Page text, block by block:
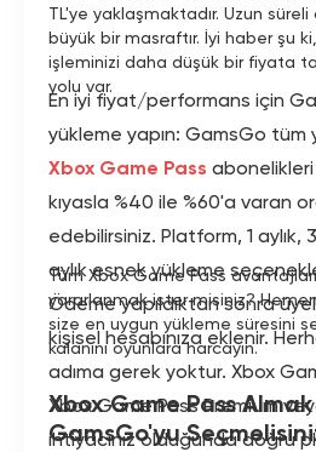
TL'ye yaklaşmaktadır. Uzun
büyük bir masraftır. İyi haber şu
işleminizi daha düşük bir fiyata
yolu var.
En iyi fiyat/performans için
yükleme yapın: GamsGo tüm
Xbox Game Pass
kıyasla %40 ile %60'a varan
edebilirsiniz. Platform, 1 aylık,
aylık esnek yükleme
Ödeme yapıldıktan sonra
kişisel hesabınıza eklenir.
adıma gerek yoktur. Xbox
Xbox Game Pass Premium
ihtiyacınız olduğunda doğru
Tüm Xbox Game Pass
yararlanmak ister misiniz?
size en uygun yükleme süresini
kalanını oyunlara harcayın.
Xbox Game Pass
GamsGo'yu